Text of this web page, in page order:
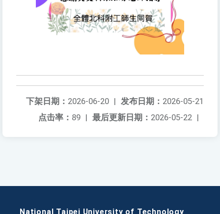
发布日期： 2026-05-21
下架日期： 2026-06-20 |
最后更新日期： 2026-05-22 |
点击率： 89 |
National Taipei University of Technology